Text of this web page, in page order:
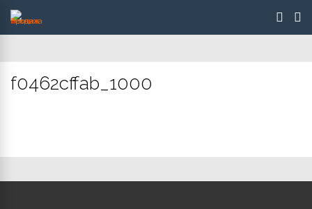
f0462cffab_1000